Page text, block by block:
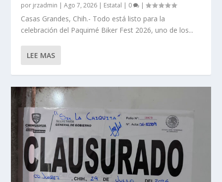
por jrzadmin |Ago 7, 2026 | Estatal | 0 |
Casas Grandes, Chih.- Todo está listo para la
celebración del Paquimé Biker Fest 2026, uno de los...
LEE MAS